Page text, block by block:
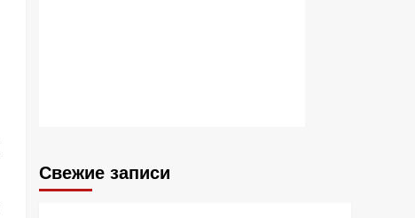
Свежие записи